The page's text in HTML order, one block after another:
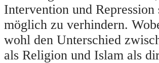
Intervention und
möglich zu verhindern.
wohl den Unterschied
als Religion und Islam als